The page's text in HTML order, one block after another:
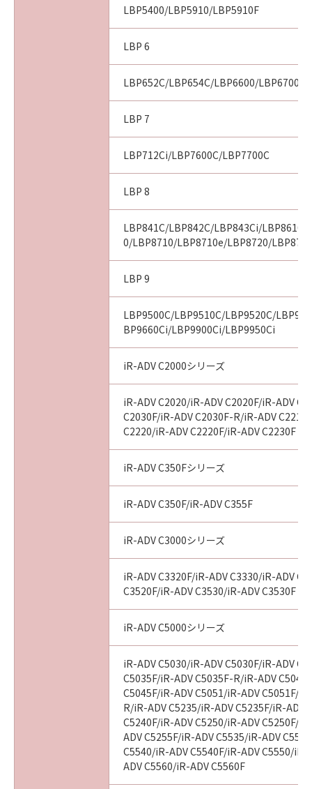
LBP5400/LBP5910/LBP5910F
LBP 6
LBP652C/LBP654C/LBP6600/LBP6700/
LBP 7
LBP712Ci/LBP7600C/LBP7700C
LBP 8
LBP841C/LBP842C/LBP843Ci/LBP8610/
0/LBP8710/LBP8710e/LBP8720/
LBP 9
LBP9500C/LBP9510C/LBP9520C/
BP9660Ci/LBP9900Ci/LBP9950Ci
iR-ADV C2000シリーズ
iR-ADV C2020/iR-ADV C2020F/iR-ADV
C2030F/iR-ADV C2030F-R/iR-ADV
C2220/iR-ADV C2220F/iR-ADV C2230F
iR-ADV C350Fシリーズ
iR-ADV C350F/iR-ADV C355F
iR-ADV C3000シリーズ
iR-ADV C3320F/iR-ADV C3330/iR-ADV
C3520F/iR-ADV C3530/iR-ADV C3530F
iR-ADV C5000シリーズ
iR-ADV C5030/iR-ADV C5030F/iR-ADV
C5035F/iR-ADV C5035F-R/iR-ADV
C5045F/iR-ADV C5051/iR-ADV C5051F/
R/iR-ADV C5235/iR-ADV C5235F/iR-ADV
C5240F/iR-ADV C5250/iR-ADV C5250F/
ADV C5255F/iR-ADV C5535/iR-ADV
C5540/iR-ADV C5540F/iR-ADV C5550/iR-
ADV C5560/iR-ADV C5560F